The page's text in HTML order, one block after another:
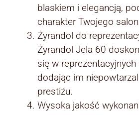
blaskiem i elegancją,
charakter Twojego
Żyrandol do
Żyrandol Jela 60
się w reprezentacyjnych
dodając im
prestiżu.
Wysoka jakość